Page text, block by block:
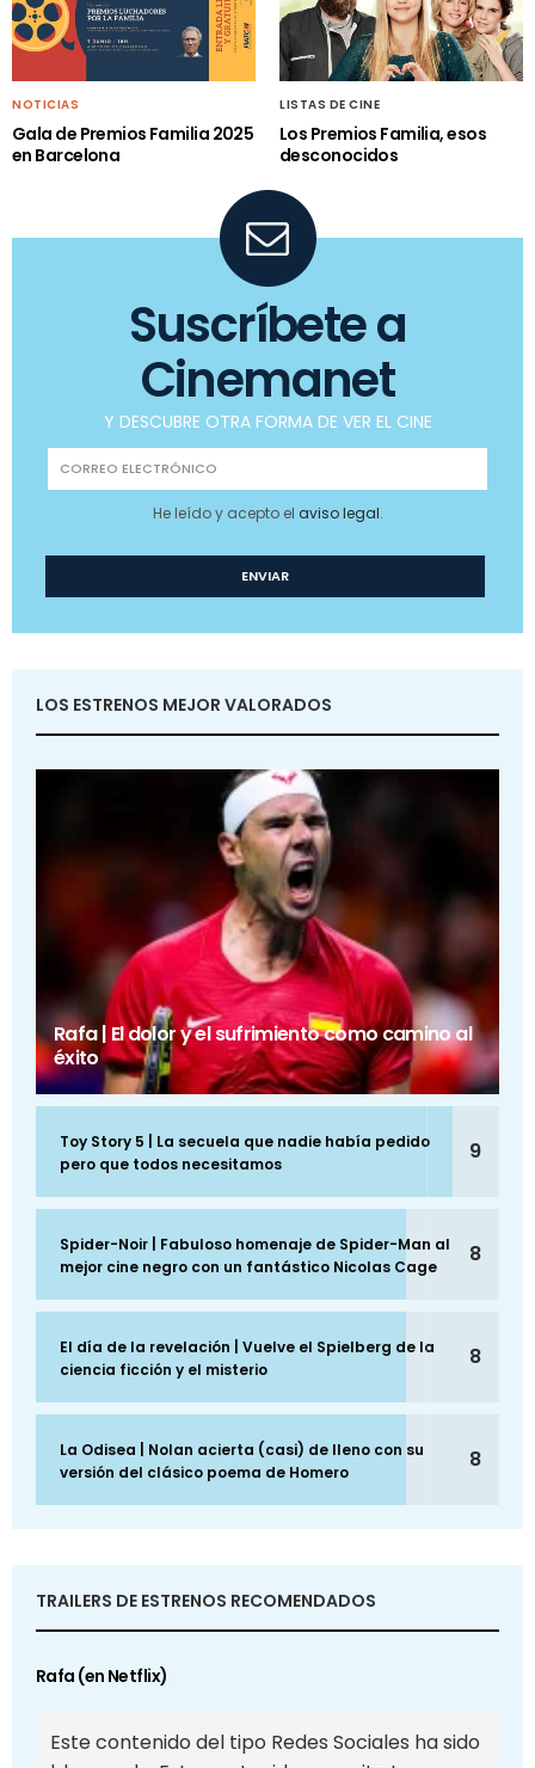
NOTICIAS
Gala de Premios Familia 2025
en Barcelona
LISTAS DE CINE
Los Premios Familia, esos
desconocidos
Suscríbete a
Cinemanet
Y DESCUBRE OTRA FORMA DE VER EL CINE
He leído y acepto el aviso legal.
LOS ESTRENOS MEJOR VALORADOS
Rafa | El dolor y el sufrimiento como camino al
éxito
Toy Story 5 | La secuela que nadie había pedido
pero que todos necesitamos
9
Spider-Noir | Fabuloso homenaje de Spider-Man al
mejor cine negro con un fantástico Nicolas Cage
8
El día de la revelación | Vuelve el Spielberg de la
ciencia ficción y el misterio
8
La Odisea | Nolan acierta (casi) de lleno con su
versión del clásico poema de Homero
8
TRAILERS DE ESTRENOS RECOMENDADOS
Rafa (en Netflix)
Este contenido del tipo Redes Sociales ha sido